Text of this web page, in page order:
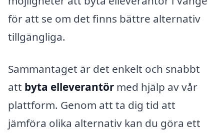
för att se om det finns bättre alternativ
tillgängliga.
Sammantaget är det enkelt och snabbt
att byta elleverantör med hjälp av vår
plattform. Genom att ta dig tid att
jämföra olika alternativ kan du göra ett